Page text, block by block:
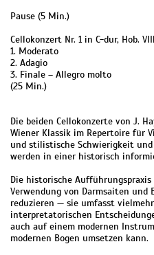
Pause (5 Min.)
Cellokonzert Nr. 1 in C-dur, Hob.
1. Moderato
2. Adagio
3. Finale – Allegro molto
(25 Min.)
Die beiden Cellokonzerte von J.
Wiener Klassik im Repertoire für
und stilistische Schwierigkeit
werden in einer historisch
Die historische
Verwendung von Darmsaiten und
reduzieren — sie umfasst
interpretatorischen
auch auf einem modernen
modernen Bogen umsetzen kann.